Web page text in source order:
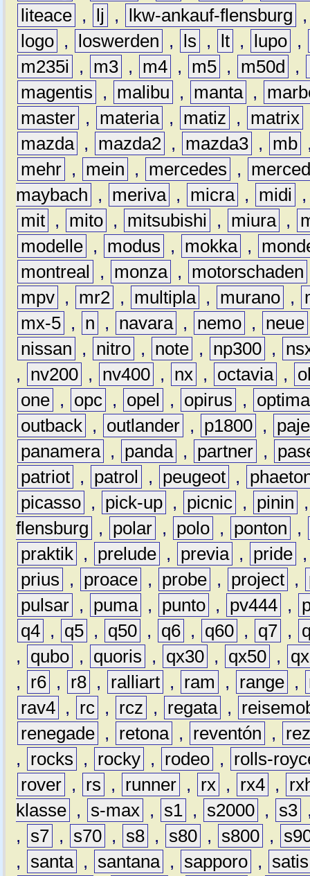
liteace , lj , lkw-ankauf-flensburg
logo , loswerden , ls , lt , lupo ,
m235i
, m3 , m4 , m5 , m50d ,
magentis
, malibu , manta ,
master , materia , matiz , matrix
mazda , mazda2 , mazda3 , mb
mehr , mein , mercedes ,
maybach
, meriva , micra , midi
mit , mito , mitsubishi , miura ,
modelle , modus , mokka ,
montreal
, monza , motorschaden
mpv , mr2 , multipla , murano ,
mx-5 , n , navara , nemo , neue
nissan
, nitro , note , np300 ,
,
nv200 , nv400 , nx , octavia ,
one , opc , opel , opirus ,
optima
outback , outlander , p1800 ,
panamera , panda , partner ,
patriot , patrol , peugeot ,
picasso , pick-up , picnic , pinin
flensburg
, polar , polo , ponton
,
praktik , prelude , previa , pride
prius
, proace , probe , project ,
pulsar , puma , punto , pv444 ,
q4 , q5 , q50 , q6 , q60 , q7 ,
,
qubo , quoris , qx30 , qx50 ,
,
r6 , r8 , ralliart , ram , range ,
rav4 , rc , rcz , regata ,
renegade , retona , reventón ,
,
rocks , rocky , rodeo ,
rolls-
rover , rs , runner , rx , rx4 ,
klasse , s-max , s1 , s2000 , s3
,
s7 , s70 , s8 , s80 , s800 ,
,
santa , santana , sapporo ,
satis